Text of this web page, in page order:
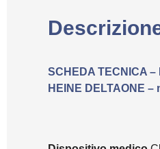
SCHEDA TECNICA –
HEINE DELTAONE –